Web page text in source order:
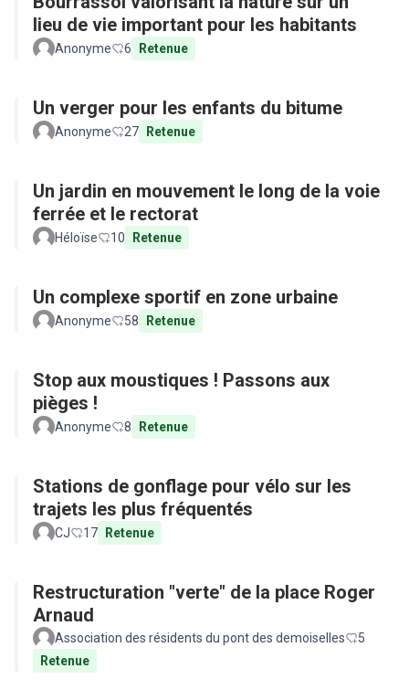
lieu de vie important pour les habitants
Anonyme 6 Retenue
Un verger pour les enfants du bitume
Anonyme 27 Retenue
Un jardin en mouvement le long de la voie
ferrée et le rectorat
Héloïse 10 Retenue
Un complexe sportif en zone urbaine
Anonyme 58 Retenue
Stop aux moustiques ! Passons aux
pièges !
Anonyme 8 Retenue
Stations de gonflage pour vélo sur les
trajets les plus fréquentés
CJ 17 Retenue
Restructuration "verte" de la place Roger
Arnaud
Association des résidents du pont des demoiselles
5
Retenue